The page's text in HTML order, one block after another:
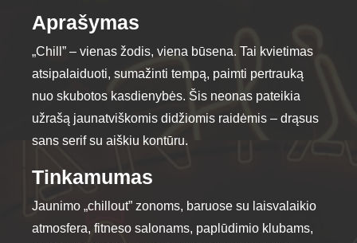
be
chosen
on
the
Aprašymas
„Chill” – vienas žodis, viena būsena. Tai kvietimas
atsipalaiduoti, sumažinti tempą, paimti pertrauką
nuo skubotos kasdienybės. Šis neonas pateikia
užrašą jaunatviškomis didžiomis raidėmis – drąsus
sans serif su aiškiu kontūru.
Tinkamumas
Jaunimo „chillout” zonoms, baruose su laisvalaikio
atmosfera, fitneso salonams, paplūdimio klubams,